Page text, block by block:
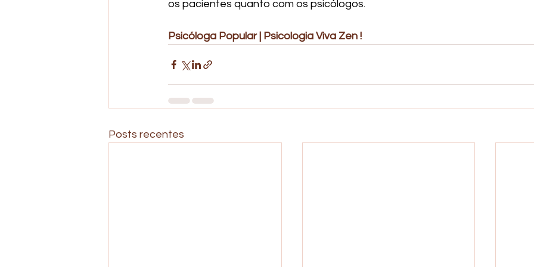
os pacientes quanto com os psicólogos.
Psicóloga Popular | Psicologia Viva Zen !
Posts recentes